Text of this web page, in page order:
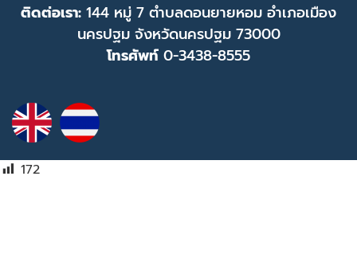
ติดต่อเรา: 144 หมู่ 7 ตำบลดอนยายหอม อำเภอเมือง
นครปฐม จังหวัดนครปฐม 73000
โทรศัพท์ 0-3438-8555
172